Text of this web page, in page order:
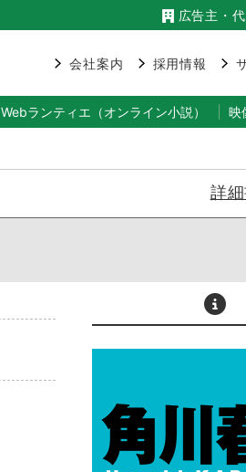
広告主・
会社案内 採用情報
Webランティエ（オンライン小説） 映
詳